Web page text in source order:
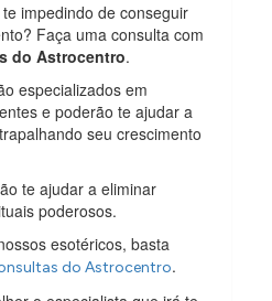
impedindo de conseguir
Faça uma consulta com
do Astrocentro.
especializados em
e poderão te ajudar a
seu crescimento
te ajudar a eliminar
poderosos.
esotéricos, basta
do Astrocentro.